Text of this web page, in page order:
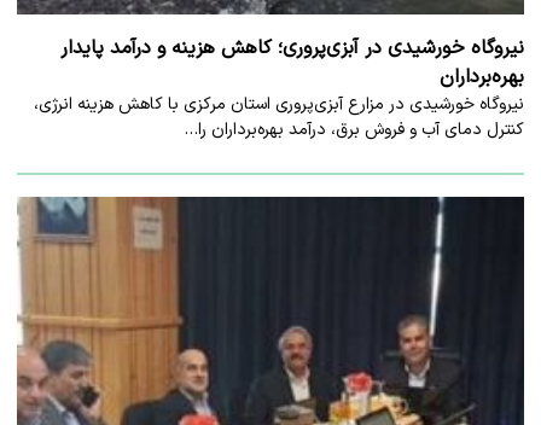
نیروگاه خورشیدی در آبزی‌پروری؛ کاهش هزینه و درآمد پایدار
بهره‌برداران
نیروگاه خورشیدی در مزارع آبزی‌پروری استان مرکزی با کاهش هزینه انرژی،
کنترل دمای آب و فروش برق، درآمد بهره‌برداران را…